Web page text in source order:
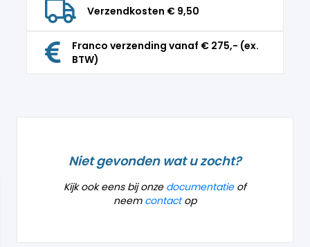
Verzendkosten € 9,50
Franco verzending vanaf € 275,- (ex.
BTW)
Niet gevonden wat u zocht?
Kijk ook eens bij onze documentatieof
neem contactop